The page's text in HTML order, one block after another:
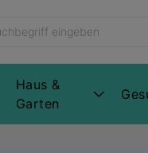
Haus &
Garten